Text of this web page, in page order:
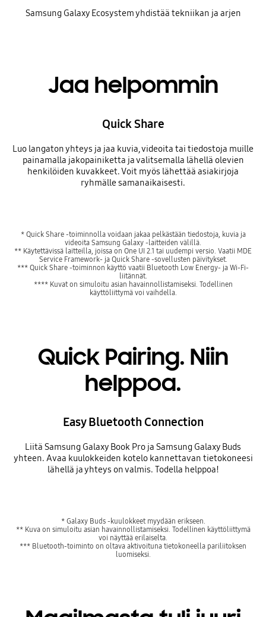
Samsung Galaxy Ecosystem yhdistää tekniikan ja arjen
Jaa helpommin
Quick Share
Luo langaton yhteys ja jaa kuvia, videoita tai tiedostoja muille
painamalla jakopainiketta ja valitsemalla lähellä olevien
henkilöiden kuvakkeet. Voit myös lähettää asiakirjoja
ryhmälle samanaikaisesti.
* Quick Share -toiminnolla voidaan jakaa pelkästään tiedostoja, kuvia ja
videoita Samsung Galaxy -laitteiden välillä.
** Käytettävissä laitteilla, joissa on One UI 2.1 tai uudempi versio. Vaatii MDE
Service Framework- ja Quick Share -sovellusten päivitykset.
*** Quick Share -toiminnon käyttö vaatii Bluetooth Low Energy- ja Wi-Fi-
liitännät.
**** Kuvat on simuloitu asian havainnollistamiseksi. Todellinen
käyttöliittymä voi vaihdella.
Quick Pairing. Niin
helppoa.
Easy Bluetooth Connection
Liitä Samsung Galaxy Book Pro ja Samsung Galaxy Buds
yhteen. Avaa kuulokkeiden kotelo kannettavan tietokoneesi
lähellä ja yhteys on valmis. Todella helppoa!
* Galaxy Buds -kuulokkeet myydään erikseen.
** Kuva on simuloitu asian havainnollistamiseksi. Todellinen käyttöliittymä
voi näyttää erilaiselta.
*** Bluetooth-toiminto on oltava aktivoituna tietokoneella pariliitoksen
luomiseksi.